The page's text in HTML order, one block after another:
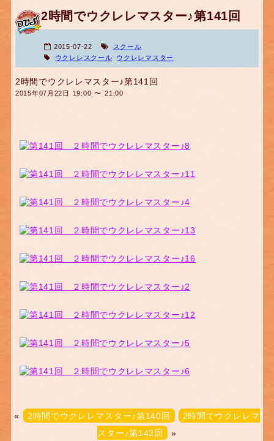
2時間でウクレレマスター♪第141回
2015-07-22
スクール
ウクレレスクール
ウクレレマスター
2時間でウクレレマスター♪第141回
2015年07月22日 19:00 〜 21:00
« 2時間でウクレレマスター♪第140回
2時間でウクレレマ
スター♪第142回 »